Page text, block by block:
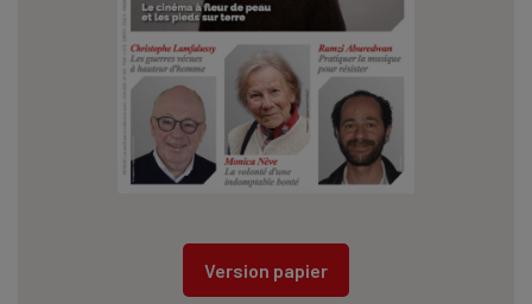
Version papier